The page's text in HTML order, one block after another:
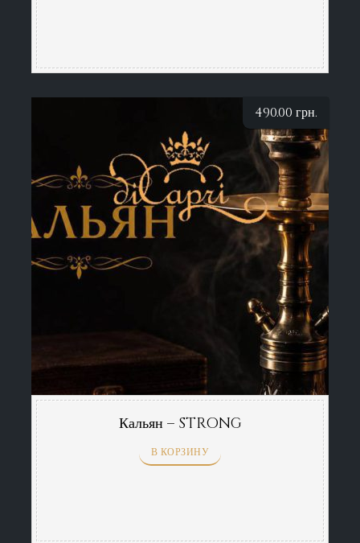
490.00 грн.
Кальян – STRONG
В КОРЗИНУ